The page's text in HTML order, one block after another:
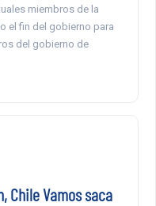
miembros de la
el fin del gobierno para
del gobierno de
Chile Vamos saca